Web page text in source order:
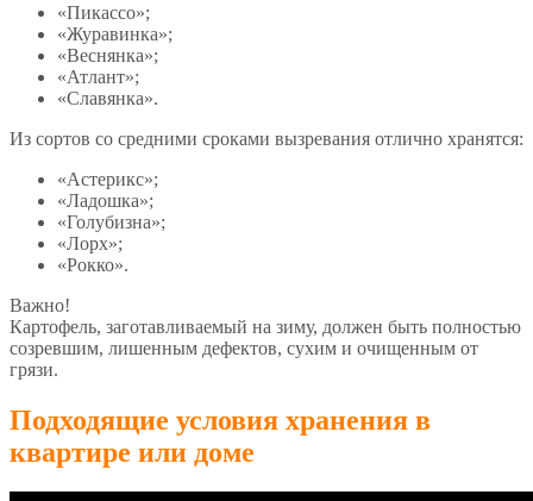
«Пикассо»;
«Журавинка»;
«Веснянка»;
«Атлант»;
«Славянка».
Из сортов со средними сроками вызревания отлично хранятся:
«Астерикс»;
«Ладошка»;
«Голубизна»;
«Лорх»;
«Рокко».
Важно!
Картофель, заготавливаемый на зиму, должен быть полностью
созревшим, лишенным дефектов, сухим и очищенным от
грязи.
Подходящие условия хранения в
квартире или доме